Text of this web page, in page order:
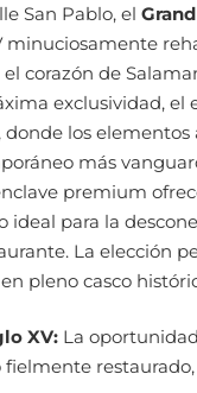
San Pablo, el
minuciosamente
corazón de
exclusividad,
donde los
más
premium
para la
La elección
pleno casco
XV: La